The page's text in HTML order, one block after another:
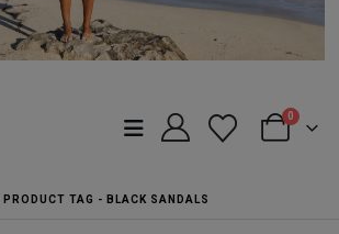
0
PRODUCT TAG - BLACK SANDALS